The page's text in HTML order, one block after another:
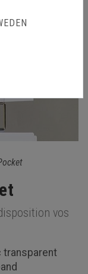
vos
transparent